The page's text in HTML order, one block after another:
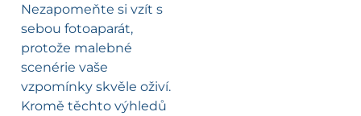
Nezapomeňte si vzít s
sebou fotoaparát,
protože malebné
scenérie vaše
vzpomínky skvěle oživí.
Kromě těchto výhledů